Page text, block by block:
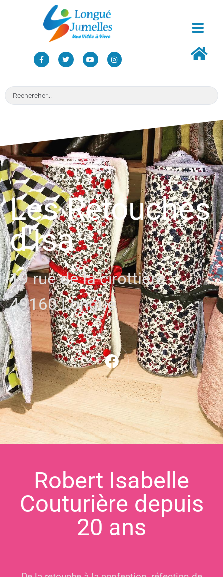
Les Retouches
d'Isa
19 rue de la cirottière
49160 Longué
Robert Isabelle
Couturière depuis
20 ans